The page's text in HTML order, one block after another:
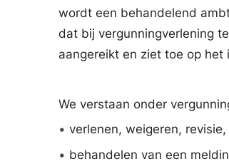
wordt een behandelend
dat bij vergunningverlening
aangereikt en ziet toe op het
We verstaan onder
• verlenen, weigeren,
• behandelen van een